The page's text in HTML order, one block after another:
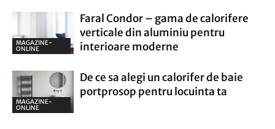
MAGAZINE-
ONLINE
Faral Condor – gama de calorifere
verticale din aluminiu pentru
interioare moderne
MAGAZINE-
ONLINE
De ce sa alegi un calorifer de baie
portprosop pentru locuinta ta